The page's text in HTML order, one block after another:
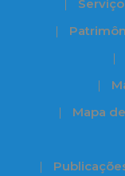
Mapa